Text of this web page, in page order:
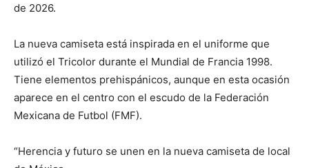
de 2026.
La nueva camiseta está inspirada en el uniforme que
utilizó el Tricolor durante el Mundial de Francia 1998.
Tiene elementos prehispánicos, aunque en esta ocasión
aparece en el centro con el escudo de la Federación
Mexicana de Futbol (FMF).
“Herencia y futuro se unen en la nueva camiseta de local